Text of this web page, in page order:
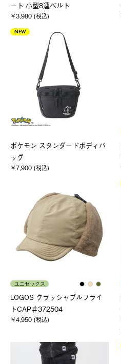
ート 小型8連ベルト
￥3,980 (税込)
NEW
ポケモン スタンダードボディバ
ッグ
￥7,900 (税込)
ユニセックス
LOGOS クラッシャブルフライ
トCAP＃372504
￥4,950 (税込)